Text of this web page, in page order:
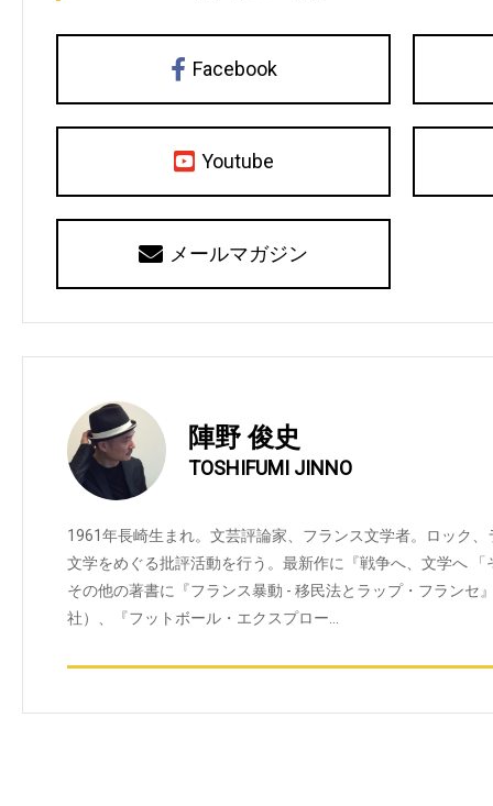
Facebook
Youtube
メールマガジン
陣野 俊史
TOSHIFUMI JINNO
1961年長崎生まれ。文芸評論家、フランス文学者。ロック
文学をめぐる批評活動を行う。最新作に『戦争へ、文学へ
その他の著書に『フランス暴動 - 移民法とラップ・フランセ
社）、『フットボール・エクスプロー…